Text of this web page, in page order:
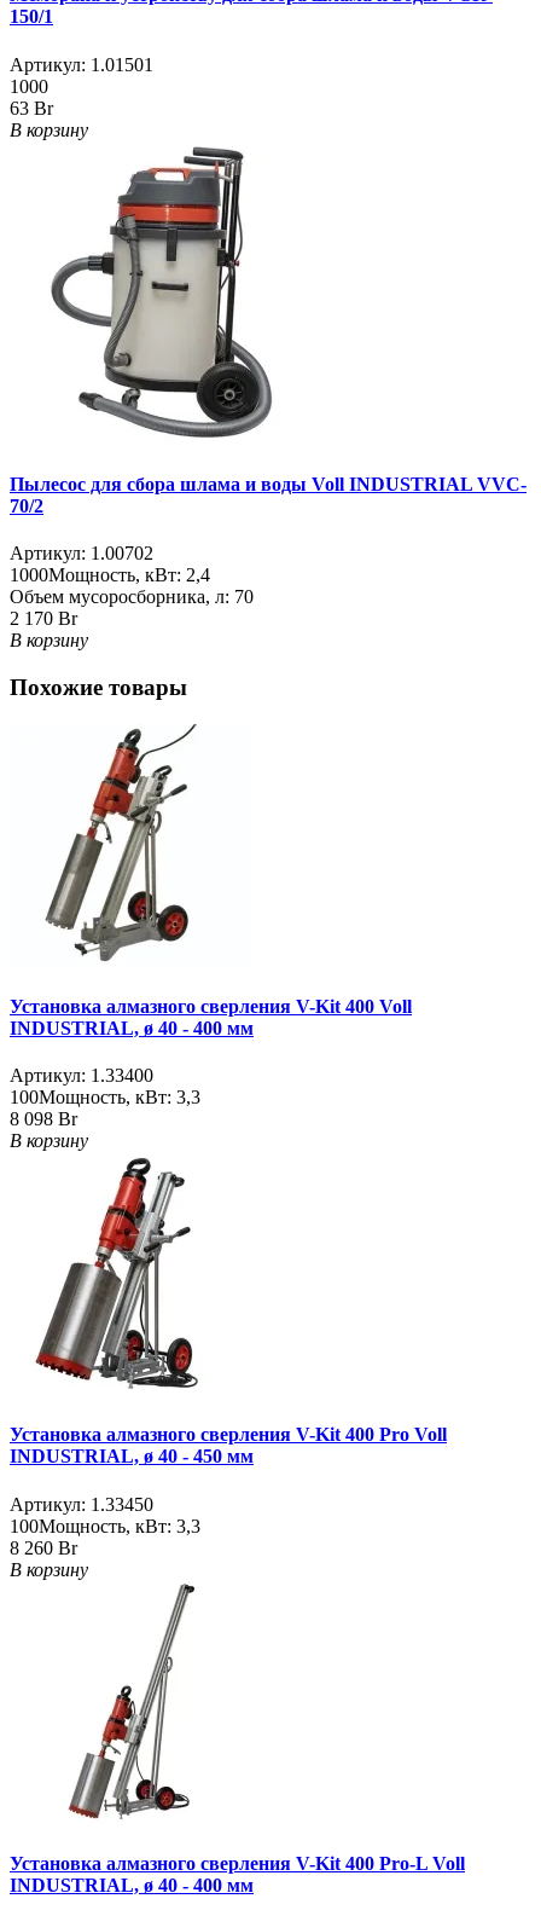
150/1
Артикул: 1.01501
1000
63 Br
В корзину
Пылесос для сбора шлама и воды Voll INDUSTRIAL VVC-
70/2
Артикул: 1.00702
1000Мощность, кВт: 2,4
Объем мусоросборника, л: 70
2 170 Br
В корзину
Похожие товары
Установка алмазного сверления V-Kit 400 Voll
INDUSTRIAL, ø 40 - 400 мм
Артикул: 1.33400
100Мощность, кВт: 3,3
8 098 Br
В корзину
Установка алмазного сверления V-Kit 400 Pro Voll
INDUSTRIAL, ø 40 - 450 мм
Артикул: 1.33450
100Мощность, кВт: 3,3
8 260 Br
В корзину
Установка алмазного сверления V-Kit 400 Pro-L Voll
INDUSTRIAL, ø 40 - 400 мм